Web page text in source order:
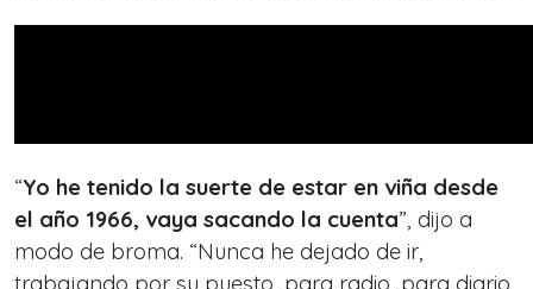
“Yo he tenido la suerte de estar en viña desde
el año 1966, vaya sacando la cuenta”, dijo a
modo de broma. “Nunca he dejado de ir,